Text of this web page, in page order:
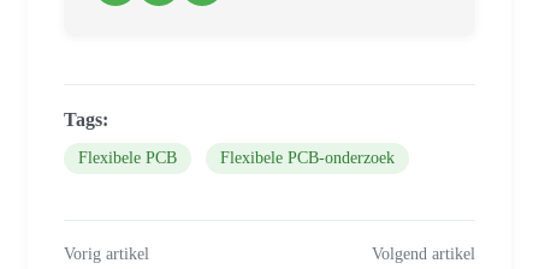
Tags:
Flexibele PCB Flexibele PCB-onderzoek
Vorig artikel Volgend artikel